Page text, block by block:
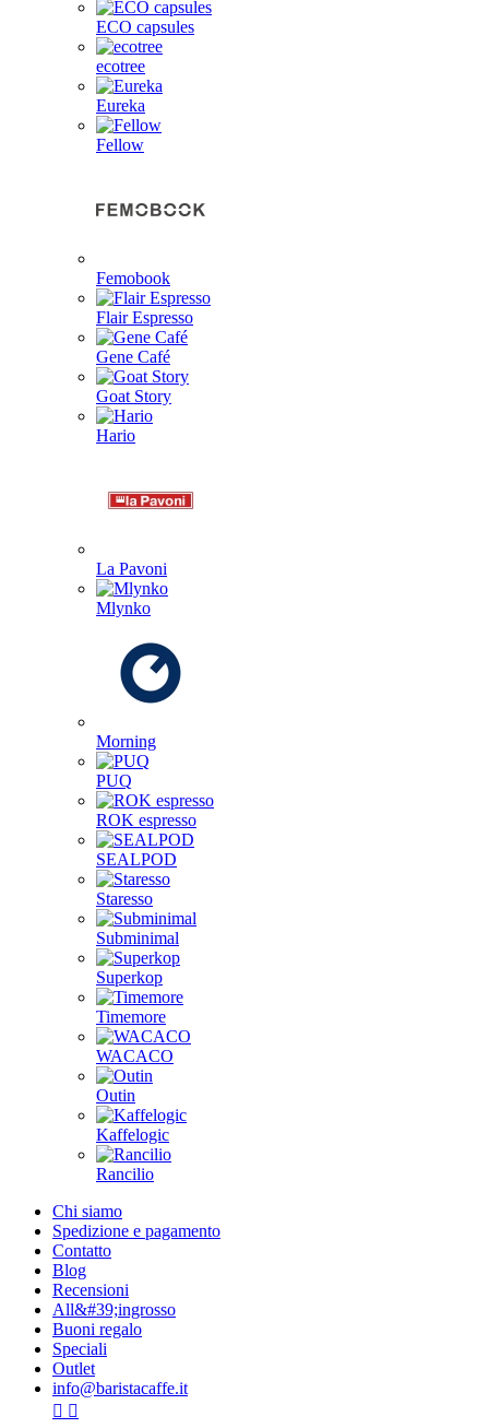
ECO capsules
ecotree
Eureka
Fellow
Femobook
Flair Espresso
Gene Café
Goat Story
Hario
La Pavoni
Mlynko
Morning
PUQ
ROK espresso
SEALPOD
Staresso
Subminimal
Superkop
Timemore
WACACO
Outin
Kaffelogic
Rancilio
Chi siamo
Spedizione e pagamento
Contatto
Blog
Recensioni
All&#39;ingrosso
Buoni regalo
Speciali
Outlet
info@baristacaffe.it